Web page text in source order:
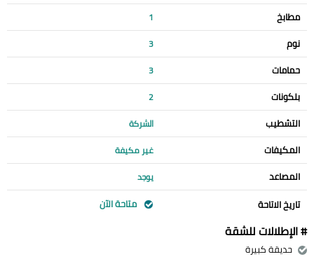
مطابخ 1
نوم 3
حمامات 3
بلكونات 2
التشطيب الشركة
المكيفات غير مكيفة
المصاعد يوجد
تاريخ الاتاحة متاحة الآن
# الإطلالات للشقة
حديقة كبيرة